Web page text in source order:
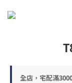
全店，宅配滿